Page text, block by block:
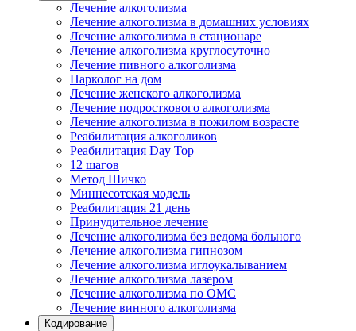
Лечение алкоголизма
Лечение алкоголизма в домашних условиях
Лечение алкоголизма в стационаре
Лечение алкоголизма круглосуточно
Лечение пивного алкоголизма
Нарколог на дом
Лечение женского алкоголизма
Лечение подросткового алкоголизма
Лечение алкоголизма в пожилом возрасте
Реабилитация алкоголиков
Реабилитация Day Top
12 шагов
Метод Шичко
Миннесотская модель
Реабилитация 21 день
Принудительное лечение
Лечение алкоголизма без ведома больного
Лечение алкоголизма гипнозом
Лечение алкоголизма иглоукалыванием
Лечение алкоголизма лазером
Лечение алкоголизма по ОМС
Лечение винного алкоголизма
Кодирование